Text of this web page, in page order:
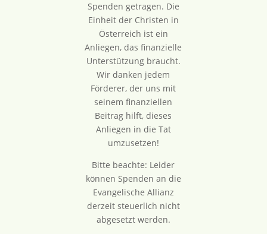
Spenden getragen. Die
Einheit der Christen in
Österreich ist ein
Anliegen, das finanzielle
Unterstützung braucht.
Wir danken jedem
Förderer, der uns mit
seinem finanziellen
Beitrag hilft, dieses
Anliegen in die Tat
umzusetzen!
Bitte beachte: Leider
können Spenden an die
Evangelische Allianz
derzeit steuerlich nicht
abgesetzt werden.